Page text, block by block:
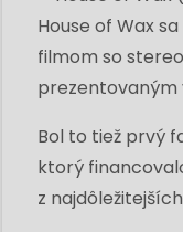
House of Wax
filmom so
prezentovaným
Bol to tiež prvý
ktorý
z